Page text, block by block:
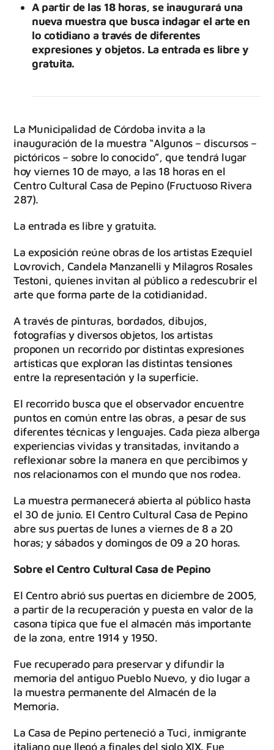
A partir de las 18 horas, se inaugurará una
nueva muestra que busca indagar el arte en
lo cotidiano a través de diferentes
expresiones y objetos. La entrada es libre y
gratuita.
La Municipalidad de Córdoba invita a la
inauguración de la muestra “Algunos – discursos –
pictóricos – sobre lo conocido”, que tendrá lugar
hoy viernes 10 de mayo, a las 18 horas en el
Centro Cultural Casa de Pepino (Fructuoso Rivera
287).
La entrada es libre y gratuita.
La exposición reúne obras de los artistas Ezequiel
Lovrovich, Candela Manzanelli y Milagros Rosales
Testoni, quienes invitan al público a redescubrir el
arte que forma parte de la cotidianidad.
A través de pinturas, bordados, dibujos,
fotografías y diversos objetos, los artistas
proponen un recorrido por distintas expresiones
artísticas que exploran las distintas tensiones
entre la representación y la superficie.
El recorrido busca que el observador encuentre
puntos en común entre las obras, a pesar de sus
diferentes técnicas y lenguajes. Cada pieza alberga
experiencias vividas y transitadas, invitando a
reflexionar sobre la manera en que percibimos y
nos relacionamos con el mundo que nos rodea.
La muestra permanecerá abierta al público hasta
el 30 de junio. El Centro Cultural Casa de Pepino
abre sus puertas de lunes a viernes de 8 a 20
horas; y sábados y domingos de 09 a 20 horas.
Sobre el Centro Cultural Casa de Pepino
El Centro abrió sus puertas en diciembre de 2005,
a partir de la recuperación y puesta en valor de la
casona típica que fue el almacén más importante
de la zona, entre 1914 y 1950.
Fue recuperado para preservar y difundir la
memoria del antiguo Pueblo Nuevo, y dio lugar a
la muestra permanente del Almacén de la
Memoria.
La Casa de Pepino perteneció a Tuci, inmigrante
italiano que llegó a finales del siglo XIX. Fue